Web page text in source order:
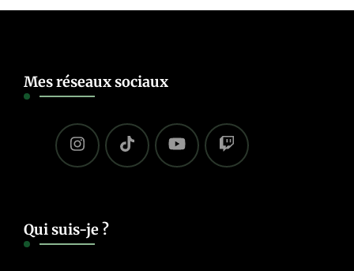
Mes réseaux sociaux
Qui suis-je ?